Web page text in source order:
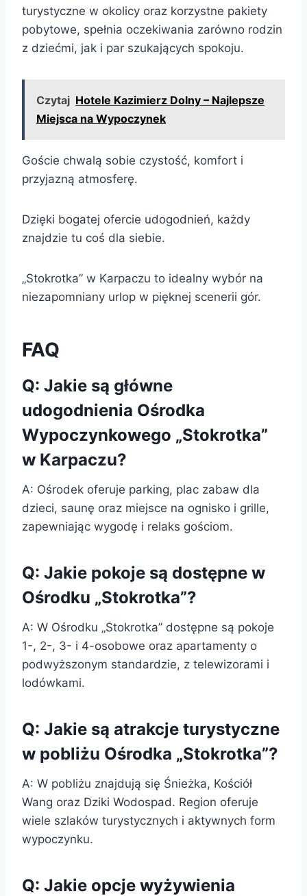
turystyczne w okolicy oraz korzystne pakiety
pobytowe, spełnia oczekiwania zarówno rodzin
z dziećmi, jak i par szukających spokoju.
Czytaj Hotele Kazimierz Dolny – Najlepsze
Miejsca na Wypoczynek
Goście chwalą sobie czystość, komfort i
przyjazną atmosferę.
Dzięki bogatej ofercie udogodnień, każdy
znajdzie tu coś dla siebie.
„Stokrotka” w Karpaczu to idealny wybór na
niezapomniany urlop w pięknej scenerii gór.
FAQ
Q: Jakie są główne
udogodnienia Ośrodka
Wypoczynkowego „Stokrotka”
w Karpaczu?
A: Ośrodek oferuje parking, plac zabaw dla
dzieci, saunę oraz miejsce na ognisko i grille,
zapewniając wygodę i relaks gościom.
Q: Jakie pokoje są dostępne w
Ośrodku „Stokrotka”?
A: W Ośrodku „Stokrotka” dostępne są pokoje
1-, 2-, 3- i 4-osobowe oraz apartamenty o
podwyższonym standardzie, z telewizorami i
lodówkami.
Q: Jakie są atrakcje turystyczne
w pobliżu Ośrodka „Stokrotka”?
A: W pobliżu znajdują się Śnieżka, Kościół
Wang oraz Dziki Wodospad. Region oferuje
wiele szlaków turystycznych i aktywnych form
wypoczynku.
Q: Jakie opcje wyżywienia